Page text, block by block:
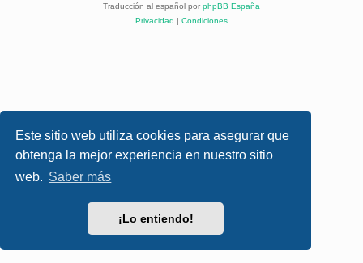
Este sitio web utiliza cookies para asegurar que
obtenga la mejor experiencia en nuestro sitio
web. Saber más
¡Lo entiendo!
Traducción al español por phpBB España
Privacidad | Condiciones